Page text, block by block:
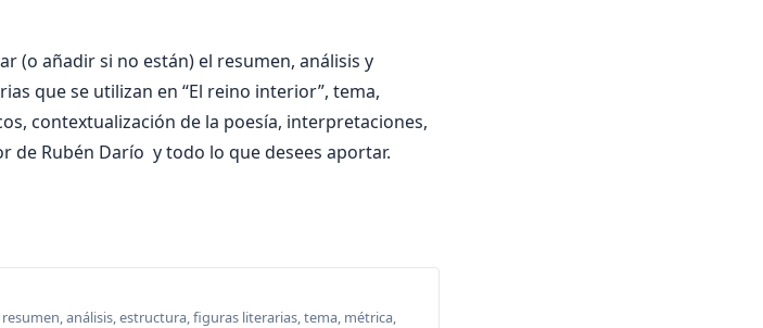
(o añadir si no están) el resumen, análisis y
que se utilizan en “El reino interior”, tema,
contextualización de la poesía, interpretaciones,
de Rubén Darío y todo lo que desees aportar.
análisis, estructura, figuras literarias, tema, métrica,